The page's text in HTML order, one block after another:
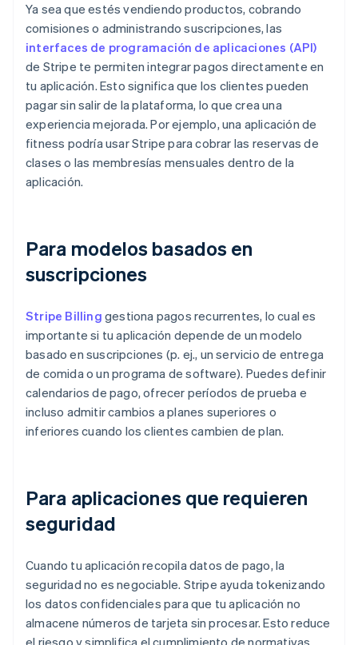
Ya sea que estés vendiendo productos, cobrando
comisiones o administrando suscripciones, las
interfaces de programación de aplicaciones (API)
de Stripe te permiten integrar pagos directamente en
tu aplicación. Esto significa que los clientes pueden
pagar sin salir de la plataforma, lo que crea una
experiencia mejorada. Por ejemplo, una aplicación de
fitness podría usar Stripe para cobrar las reservas de
clases o las membresías mensuales dentro de la
aplicación.
Para modelos basados en
suscripciones
Stripe Billing gestiona pagos recurrentes, lo cual es
importante si tu aplicación depende de un modelo
basado en suscripciones (p. ej., un servicio de entrega
de comida o un programa de software). Puedes definir
calendarios de pago, ofrecer períodos de prueba e
incluso admitir cambios a planes superiores o
inferiores cuando los clientes cambien de plan.
Para aplicaciones que requieren
seguridad
Cuando tu aplicación recopila datos de pago, la
seguridad no es negociable. Stripe ayuda tokenizando
los datos confidenciales para que tu aplicación no
almacene números de tarjeta sin procesar. Esto reduce